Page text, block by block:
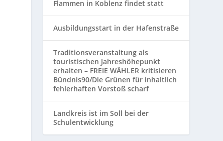
Flammen in Koblenz findet statt
Ausbildungsstart in der Hafenstraße
Traditionsveranstaltung als
touristischen Jahreshöhepunkt
erhalten – FREIE WÄHLER kritisieren
Bündnis90/Die Grünen für inhaltlich
fehlerhaften Vorstoß scharf
Landkreis ist im Soll bei der
Schulentwicklung